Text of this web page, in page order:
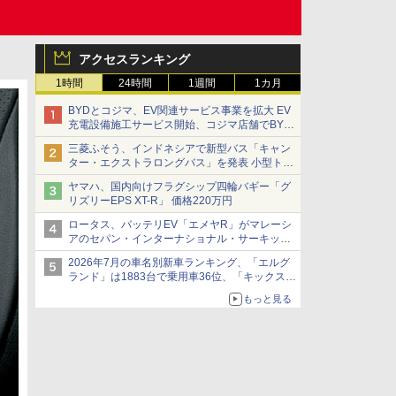
アクセスランキング
1時間 24時間 1週間 1カ月
BYDとコジマ、EV関連サービス事業を拡大 EV
充電設備施工サービス開始、コジマ店舗でBYD
車の展示・試乗イベントを強化
三菱ふそう、インドネシアで新型バス「キャン
ター・エクストラロングバス」を発表 小型トラ
ックベースの観光・旅客輸送向けバス
ヤマハ、国内向けフラグシップ四輪バギー「グ
リズリーEPS XT-R」 価格220万円
ロータス、バッテリEV「エメヤR」がマレーシ
アのセパン・インターナショナル・サーキット
のBEV最速タイムを樹立
2026年7月の車名別新車ランキング、「エルグ
ランド」は1883台で乗用車36位、「キックス」
もっと見る